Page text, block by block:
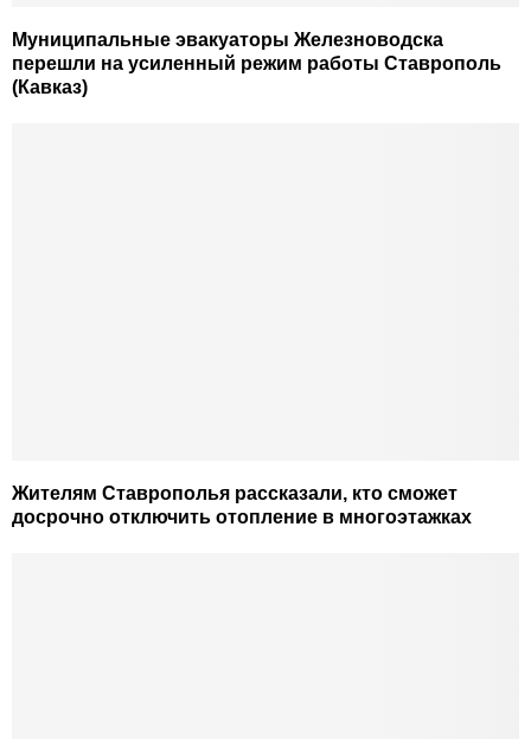
Муниципальные эвакуаторы Железноводска
перешли на усиленный режим работы Ставрополь
(Кавказ)
Жителям Ставрополья рассказали, кто сможет
досрочно отключить отопление в многоэтажках